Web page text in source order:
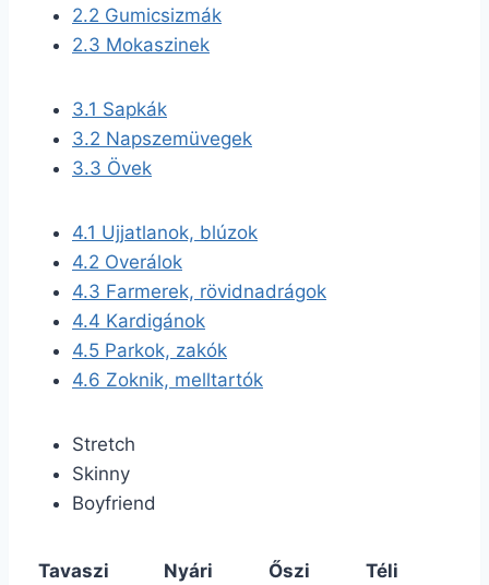
2.2 Gumicsizmák
2.3 Mokaszinek
3.1 Sapkák
3.2 Napszemüvegek
3.3 Övek
4.1 Ujjatlanok, blúzok
4.2 Overálok
4.3 Farmerek, rövidnadrágok
4.4 Kardigánok
4.5 Parkok, zakók
4.6 Zoknik, melltartók
Stretch
Skinny
Boyfriend
Tavaszi
Nyári
Őszi
Téli